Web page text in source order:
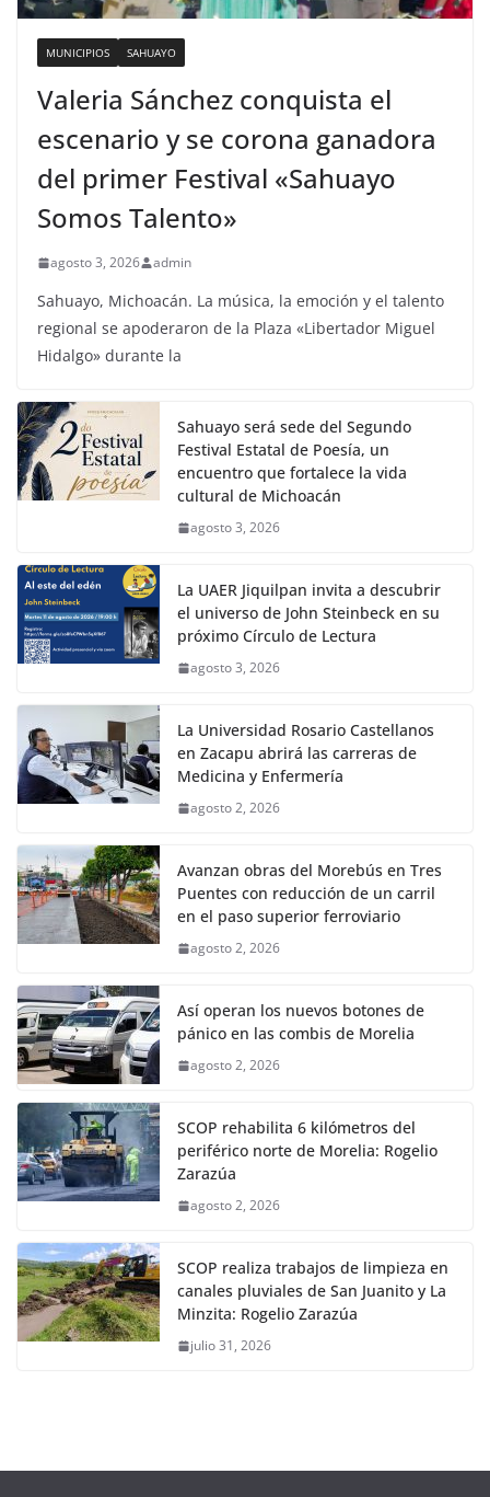
MUNICIPIOS SAHUAYO
Valeria Sánchez conquista el
escenario y se corona ganadora
del primer Festival «Sahuayo
Somos Talento»
agosto 3, 2026 admin
Sahuayo, Michoacán. La música, la emoción y el talento
regional se apoderaron de la Plaza «Libertador Miguel
Hidalgo» durante la
Sahuayo será sede del Segundo
Festival Estatal de Poesía, un
encuentro que fortalece la vida
cultural de Michoacán
agosto 3, 2026
La UAER Jiquilpan invita a descubrir
el universo de John Steinbeck en su
próximo Círculo de Lectura
agosto 3, 2026
La Universidad Rosario Castellanos
en Zacapu abrirá las carreras de
Medicina y Enfermería
agosto 2, 2026
Avanzan obras del Morebús en Tres
Puentes con reducción de un carril
en el paso superior ferroviario
agosto 2, 2026
Así operan los nuevos botones de
pánico en las combis de Morelia
agosto 2, 2026
SCOP rehabilita 6 kilómetros del
periférico norte de Morelia: Rogelio
Zarazúa
agosto 2, 2026
SCOP realiza trabajos de limpieza en
canales pluviales de San Juanito y La
Minzita: Rogelio Zarazúa
julio 31, 2026